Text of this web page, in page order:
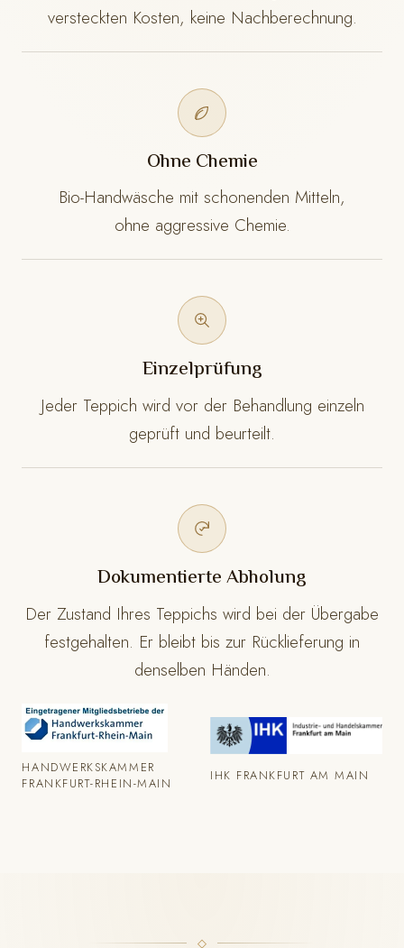
versteckten Kosten, keine Nachberechnung.
Ohne Chemie
Bio-Handwäsche mit schonenden Mitteln,
ohne aggressive Chemie.
Einzelprüfung
Jeder Teppich wird vor der Behandlung einzeln
geprüft und beurteilt.
Dokumentierte Abholung
Der Zustand Ihres Teppichs wird bei der Übergabe
festgehalten. Er bleibt bis zur Rücklieferung in
denselben Händen.
HANDWERKSKAMMER
FRANKFURT-RHEIN-MAIN
IHK FRANKFURT AM MAIN